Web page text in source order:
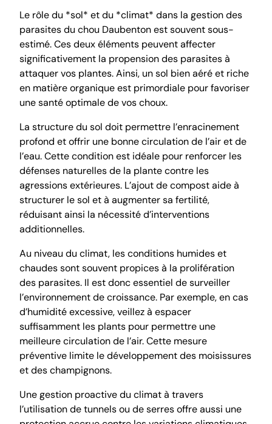
Le rôle du *sol* et du *climat* dans la gestion des
parasites du chou Daubenton est souvent sous-
estimé. Ces deux éléments peuvent affecter
significativement la propension des parasites à
attaquer vos plantes. Ainsi, un sol bien aéré et riche
en matière organique est primordiale pour favoriser
une santé optimale de vos choux.
La structure du sol doit permettre l’enracinement
profond et offrir une bonne circulation de l’air et de
l’eau. Cette condition est idéale pour renforcer les
défenses naturelles de la plante contre les
agressions extérieures. L’ajout de compost aide à
structurer le sol et à augmenter sa fertilité,
réduisant ainsi la nécessité d’interventions
additionnelles.
Au niveau du climat, les conditions humides et
chaudes sont souvent propices à la prolifération
des parasites. Il est donc essentiel de surveiller
l’environnement de croissance. Par exemple, en cas
d’humidité excessive, veillez à espacer
suffisamment les plants pour permettre une
meilleure circulation de l’air. Cette mesure
préventive limite le développement des moisissures
et des champignons.
Une gestion proactive du climat à travers
l’utilisation de tunnels ou de serres offre aussi une